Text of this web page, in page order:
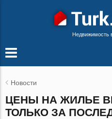
Недвижимость
Новости
ЦЕНЫ НА ЖИЛЬЕ
ТОЛЬКО ЗА